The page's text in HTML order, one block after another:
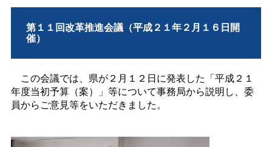
第１１回改革推進会議（平成２１年２月１６日開
催）
この会議では、県が２月１２日に発表した「平成２１
年度当初予算（案）」等について事務局から説明し、委
員からご意見等をいただきました。